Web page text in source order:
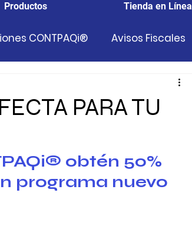
CONTPAQi® Avisos Fiscales
PARA TU
obtén 50%
programa nuevo
Productos Tienda en Línea